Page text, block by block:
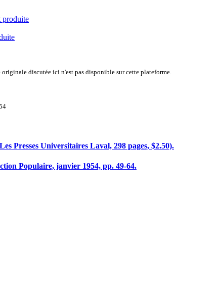
produite
discutée ici n'est pas disponible sur cette plateforme.
Presses Universitaires Laval, 298 pages, $2.50).
Populaire, janvier 1954, pp. 49-64.